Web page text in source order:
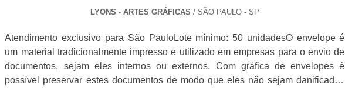
LYONS - ARTES GRÁFICAS / SÃO PAULO - SP
Atendimento exclusivo para São PauloLote mínimo: 50 unidadesO envelope é
um material tradicionalmente impresso e utilizado em empresas para o envio de
documentos, sejam eles internos ou externos. Com gráfica de envelopes é
possível preservar estes documentos de modo que eles não sejam danificados